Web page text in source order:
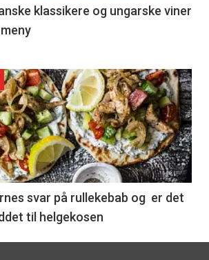
klassikere og ungarske viner
svar på rullekebab og er det
til helgekosen